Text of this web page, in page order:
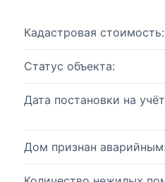
Кадастровая стоимость:
Статус объекта:
Дата постановки на
Дом признан аварийным: